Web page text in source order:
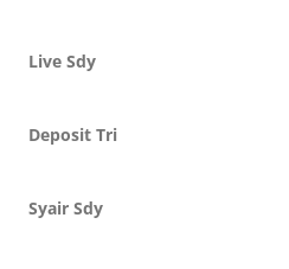
Live Sdy
Deposit Tri
Syair Sdy